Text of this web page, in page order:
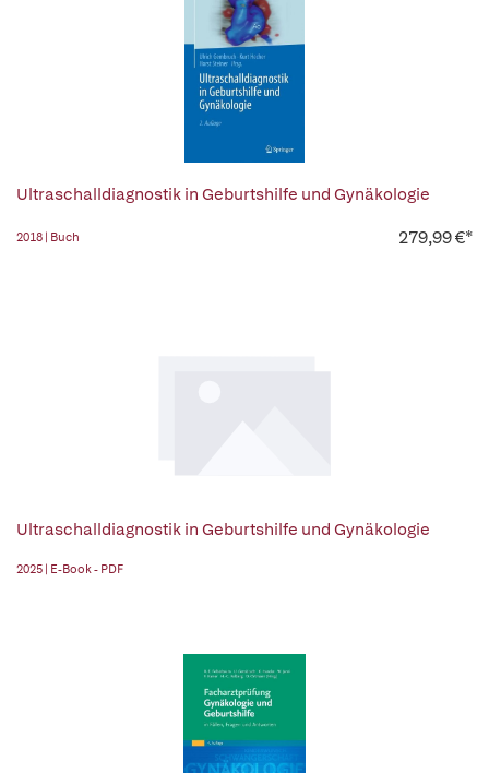
Ultraschalldiagnostik in Geburtshilfe und Gynäkologie
2018 | Buch 279,99 €*
Ultraschalldiagnostik in Geburtshilfe und Gynäkologie
2025 | E-Book - PDF